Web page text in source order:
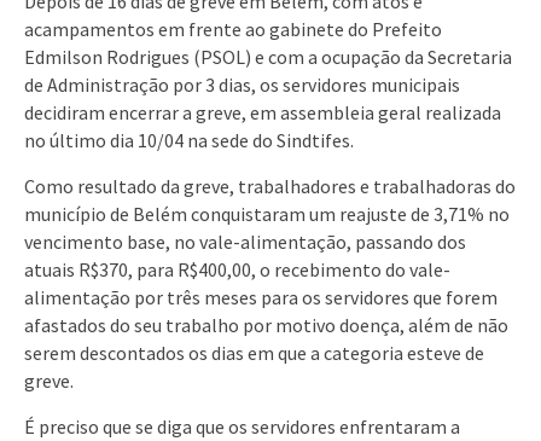
acampamentos em frente ao gabinete do Prefeito
Edmilson Rodrigues (PSOL) e com a ocupação da Secretaria
de Administração por 3 dias, os servidores municipais
decidiram encerrar a greve, em assembleia geral realizada
no último dia 10/04 na sede do Sindtifes.
Como resultado da greve, trabalhadores e trabalhadoras do
município de Belém conquistaram um reajuste de 3,71% no
vencimento base, no vale-alimentação, passando dos
atuais R$370, para R$400,00, o recebimento do vale-
alimentação por três meses para os servidores que forem
afastados do seu trabalho por motivo doença, além de não
serem descontados os dias em que a categoria esteve de
greve.
É preciso que se diga que os servidores enfrentaram a